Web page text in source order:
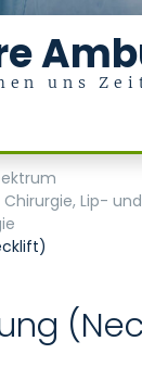
uns
Chirurgie, Hand-
Lip- und